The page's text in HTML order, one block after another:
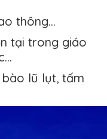
thông…
tại trong giáo
bào lũ lụt, tấm